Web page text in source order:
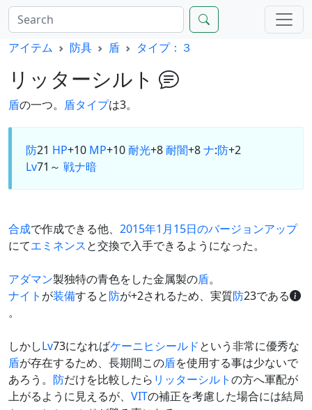
アイテム 防具 盾 タイプ：３
リッターシルト
盾の一つ。 盾タイプは3。
防21 HP+10 MP+10耐光+8耐闇+8ナ:防+2
Lv71～ 戦ナ暗
合成で作成できる他、 2015年1月15日のバージョンアップ
にてエミネンスと交換で入手できるようになった。
アダマン製独特の青色をした金属製の盾。
ナイト が装備すると防が+2されるため、実質防23である
。
しかしLv73になればケーニヒシールドという非常に優秀な
盾が存在するため、長期間この盾を使用する事は少ないで
あろう。 防だけを比較したら リッターシルトの方へ軍配が
上がるように見えるが、 VITの補正を考慮した場合には結局